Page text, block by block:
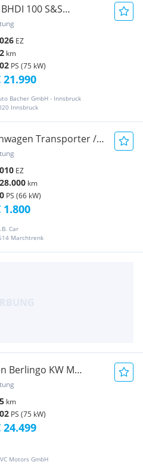
100 S&S
EZ
km
PS (75 kW)
Bacher GmbH - Innsbruck
Innsbruck
21.990
Transporter /
EZ
km
PS (66 kW)
Car
Marchtrenk
1.800
Berlingo KW M
Transporter /
km
PS (75 kW)
Motors GmbH
24.499